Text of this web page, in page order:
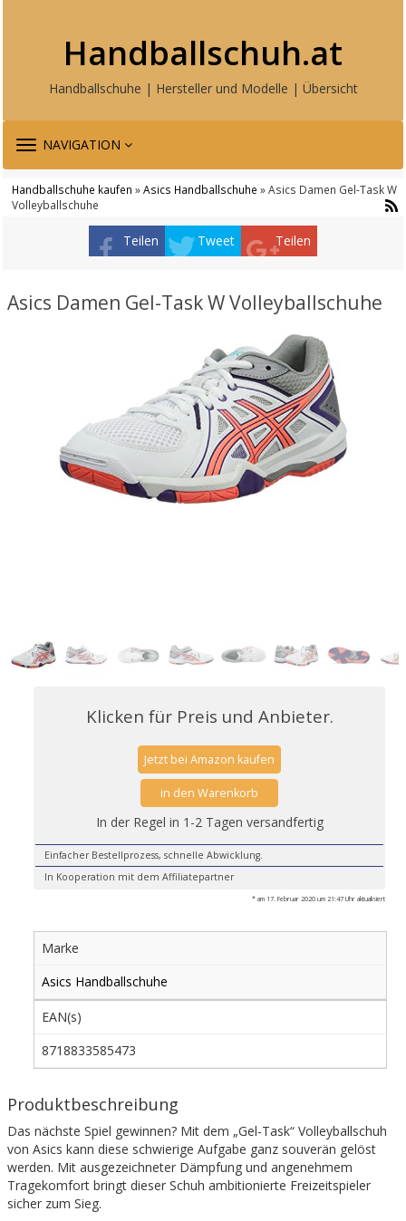
Handballschuh.at
Handballschuhe | Hersteller und Modelle | Übersicht
TOGGLE
NAVIGATION
Handballschuhe kaufen »Asics Handballschuhe » Asics Damen Gel-Task W
Volleyballschuhe
Teilen Tweet Teilen
Asics Damen Gel-Task W Volleyballschuhe
Klicken für Preis und Anbieter.
Jetzt bei Amazon kaufen
in den Warenkorb
In der Regel in 1-2 Tagen versandfertig
Einfacher Bestellprozess, schnelle Abwicklung.
In Kooperation mit dem Affiliatepartner
* am 17. Februar 2020 um 21:47 Uhr aktualisiert
Marke
Asics Handballschuhe
EAN(s)
8718833585473
Produktbeschreibung
Das nächste Spiel gewinnen? Mit dem „Gel-Task“ Volleyballschuh
von Asics kann diese schwierige Aufgabe ganz souverän gelöst
werden. Mit ausgezeichneter Dämpfung und angenehmem
Tragekomfort bringt dieser Schuh ambitionierte Freizeitspieler
sicher zum Sieg.